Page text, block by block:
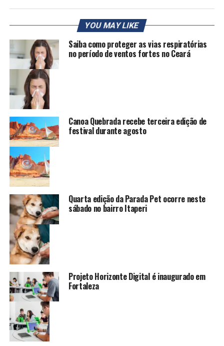
YOU MAY LIKE
Saiba como proteger as vias respiratórias
no período de ventos fortes no Ceará
Canoa Quebrada recebe terceira edição de
festival durante agosto
Quarta edição da Parada Pet ocorre neste
sábado no bairro Itaperi
Projeto Horizonte Digital é inaugurado em
Fortaleza